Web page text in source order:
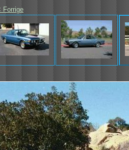
Forrige